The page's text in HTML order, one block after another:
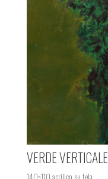
VERDE VERTICALE
140×110 acrilico su tela